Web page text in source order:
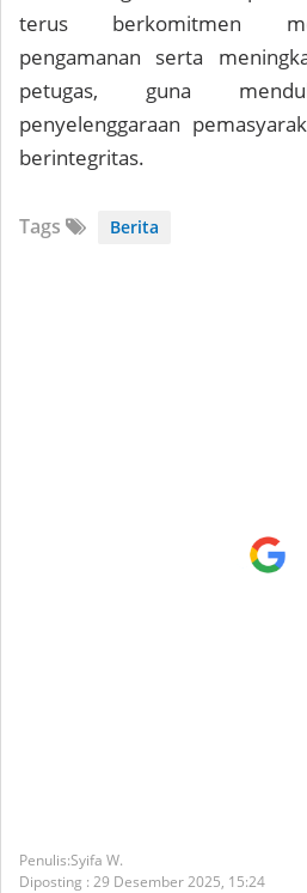
terus berkomitmen
pengamanan serta
petugas, guna
penyelenggaraan
berintegritas.
Tags Berita
Syifa W.
Diposting : 29 Desember 2025, 15:24